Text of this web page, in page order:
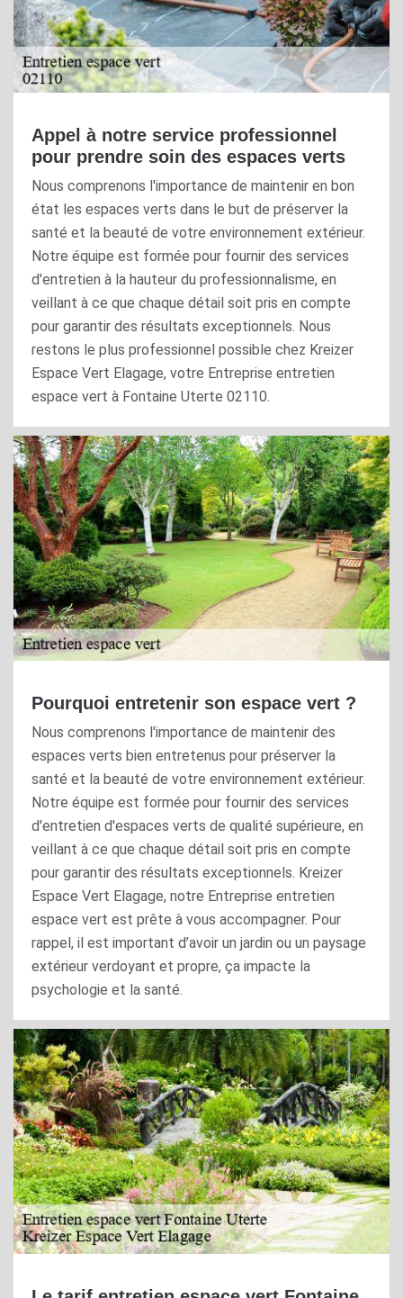
Appel à notre service professionnel
pour prendre soin des espaces verts
Nous comprenons l'importance de maintenir en bon
état les espaces verts dans le but de préserver la
santé et la beauté de votre environnement extérieur.
Notre équipe est formée pour fournir des services
d'entretien à la hauteur du professionnalisme, en
veillant à ce que chaque détail soit pris en compte
pour garantir des résultats exceptionnels. Nous
restons le plus professionnel possible chez Kreizer
Espace Vert Elagage, votre Entreprise entretien
espace vert à Fontaine Uterte 02110.
Pourquoi entretenir son espace vert ?
Nous comprenons l'importance de maintenir des
espaces verts bien entretenus pour préserver la
santé et la beauté de votre environnement extérieur.
Notre équipe est formée pour fournir des services
d'entretien d'espaces verts de qualité supérieure, en
veillant à ce que chaque détail soit pris en compte
pour garantir des résultats exceptionnels. Kreizer
Espace Vert Elagage, notre Entreprise entretien
espace vert est prête à vous accompagner. Pour
rappel, il est important d’avoir un jardin ou un paysage
extérieur verdoyant et propre, ça impacte la
psychologie et la santé.